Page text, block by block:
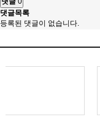
댓글목록
등록된 댓글이 없습니다.